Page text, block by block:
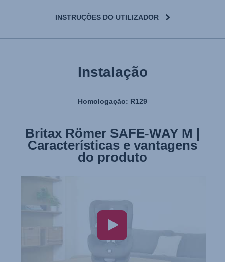
INSTRUÇÕES DO UTILIZADOR
Instalação
Homologação: R129
Britax Römer SAFE-WAY M |
Características e vantagens
do produto
Britax Römer SAFE-WAY M |
Instalação